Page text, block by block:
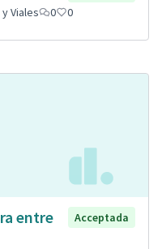
Viales 0 0
entre
Acceptada